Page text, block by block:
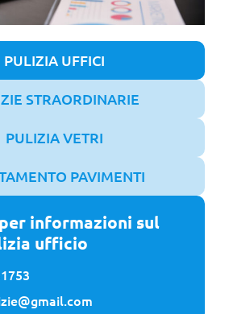
PULIZIA UFFICI
STRAORDINARIE
PULIZIA VETRI
PAVIMENTI
informazioni sul
ufficio